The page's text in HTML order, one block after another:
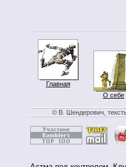
Главная
О себе
© В. Шендерович,